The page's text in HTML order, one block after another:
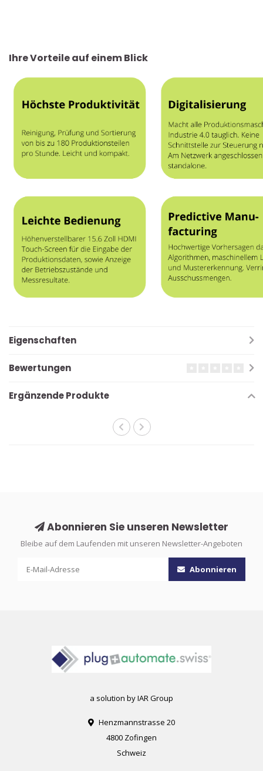
Ihre Vorteile auf einem Blick
Eigenschaften
Bewertungen
Ergänzende Produkte
Abonnieren Sie unseren Newsletter
Bleibe auf dem Laufenden mit unseren Newsletter-Angeboten
Abonnieren
a solution by IAR Group
Henzmannstrasse 20
4800 Zofingen
Schweiz